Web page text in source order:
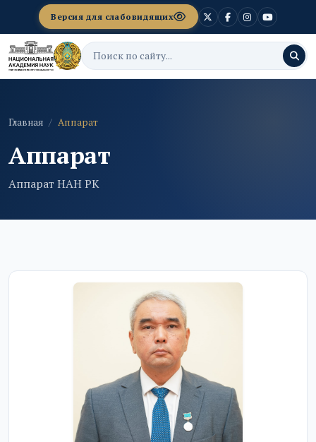
Версия для слабовидящих
Главная Аппарат
Аппарат
Аппарат НАН РК